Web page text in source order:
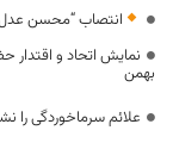
انتصاب “محسن
بهمن
علائم سرماخوردگی را